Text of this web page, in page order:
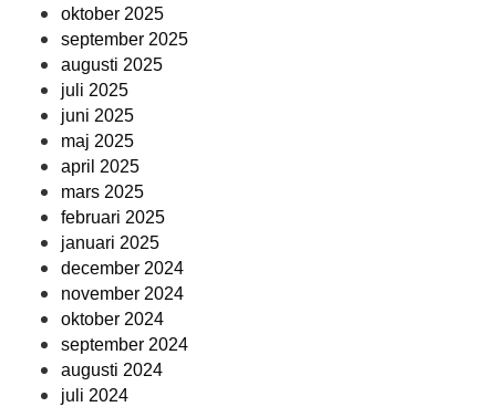
oktober 2025
september 2025
augusti 2025
juli 2025
juni 2025
maj 2025
april 2025
mars 2025
februari 2025
januari 2025
december 2024
november 2024
oktober 2024
september 2024
augusti 2024
juli 2024